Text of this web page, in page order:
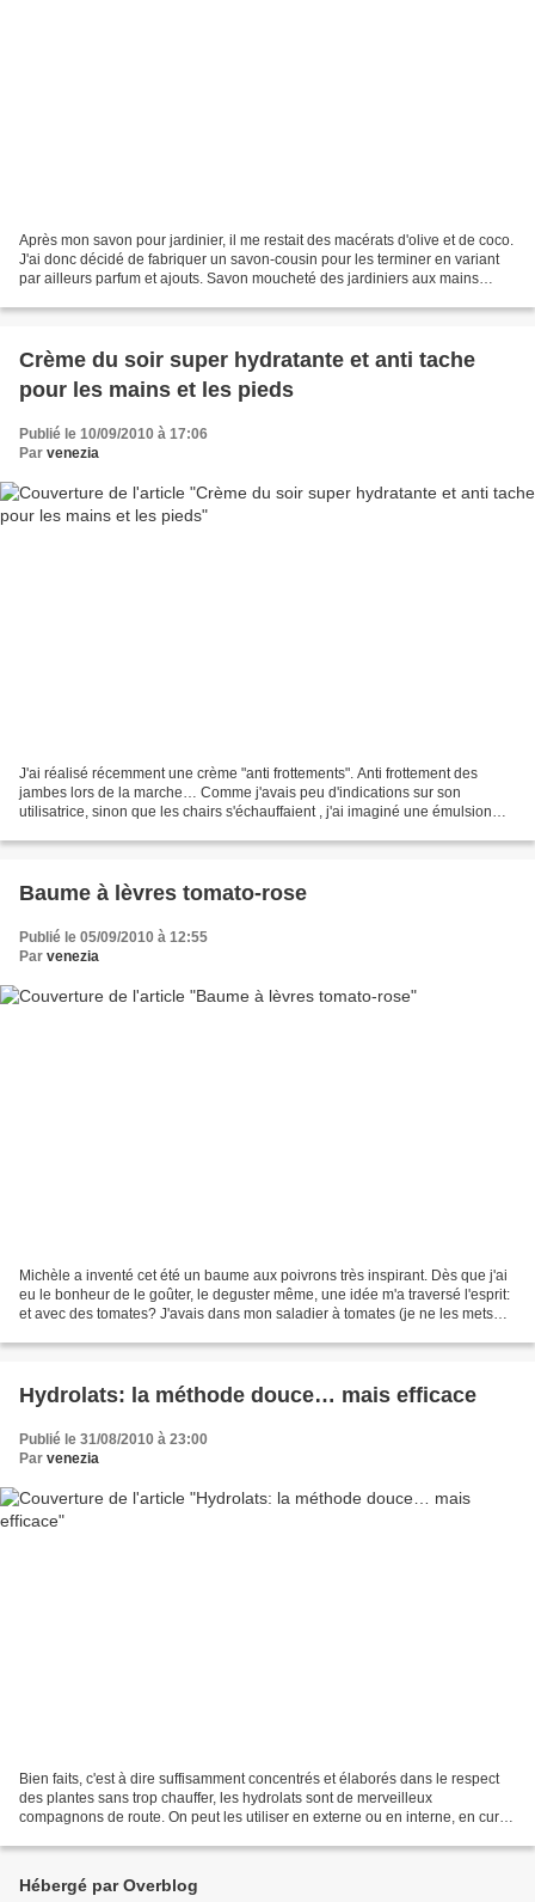
Après mon savon pour jardinier, il me restait des macérats d'olive et de coco.
J'ai donc décidé de fabriquer un savon-cousin pour les terminer en variant
par ailleurs parfum et ajouts. Savon moucheté des jardiniers aux mains
Crème du soir super hydratante et anti tache
pour les mains et les pieds
Publié le 10/09/2010 à 17:06
Par venezia
J'ai réalisé récemment une crème "anti frottements". Anti frottement des
jambes lors de la marche… Comme j'avais peu d'indications sur son
utilisatrice, sinon que les chairs s'échauffaient , j'ai imaginé une émulsion
Baume à lèvres tomato-rose
Publié le 05/09/2010 à 12:55
Par venezia
Michèle a inventé cet été un baume aux poivrons très inspirant. Dès que j'ai
eu le bonheur de le goûter, le deguster même, une idée m'a traversé l'esprit:
et avec des tomates? J'avais dans mon saladier à tomates (je ne les mets
Hydrolats: la méthode douce… mais efficace
Publié le 31/08/2010 à 23:00
Par venezia
Bien faits, c'est à dire suffisamment concentrés et élaborés dans le respect
des plantes sans trop chauffer, les hydrolats sont de merveilleux
compagnons de route. On peut les utiliser en externe ou en interne, en cure
Hébergé par Overblog